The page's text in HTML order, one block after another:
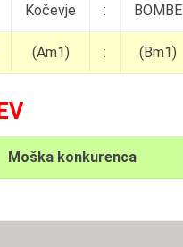
Kočevje : BOMBE
(Am1) : (Bm1)
Moška konkurenca